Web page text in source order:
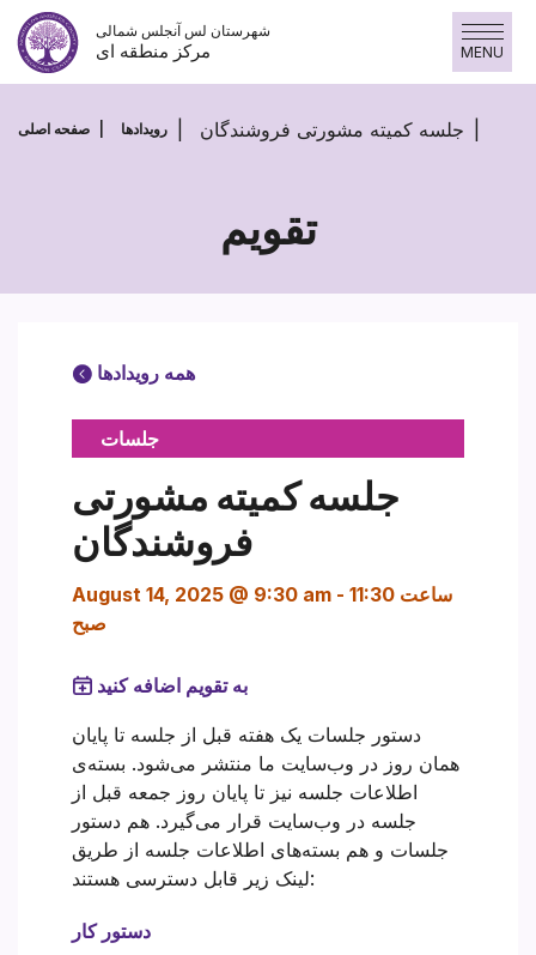
پرش
محتوا
شهرستان لس آنجلس شمالی
مرکز منطقه ای MENU
صفحه اصلی رویدادها جلسه کمیته مشورتی فروشندگان
تقویم
همه رویدادها
جلسات
جلسه کمیته مشورتی
فروشندگان
August 14, 2025 @ 9:30 am - ساعت 11:30
صبح
به تقویم اضافه کنید
دستور جلسات یک هفته قبل از جلسه تا پایان
همان روز در وب‌سایت ما منتشر می‌شود. بسته‌ی
اطلاعات جلسه نیز تا پایان روز جمعه قبل از
جلسه در وب‌سایت قرار می‌گیرد. هم دستور
جلسات و هم بسته‌های اطلاعات جلسه از طریق
لینک زیر قابل دسترسی هستند:
دستور کار